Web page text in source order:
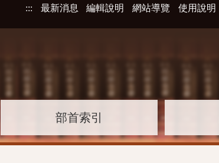
::: 最新消息 編輯說明 網站導覽 使用說明
部首索引